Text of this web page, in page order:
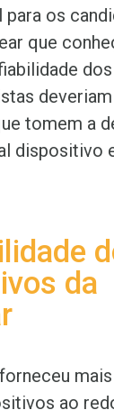
para os
que
tomem a
dispositivo
da
ao